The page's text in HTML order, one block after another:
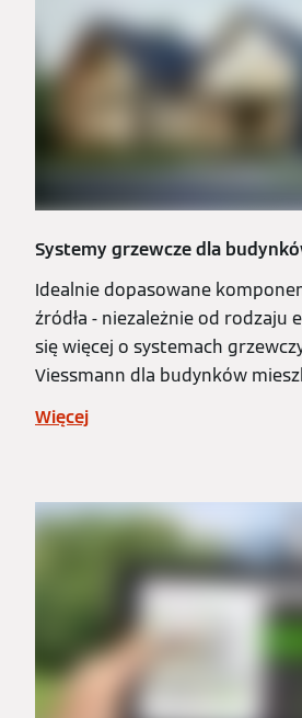
Systemy grzewcze dla
Idealnie dopasowane
źródła - niezależnie od rodzaju
się więcej o systemach
Viessmann dla budynków
Więcej